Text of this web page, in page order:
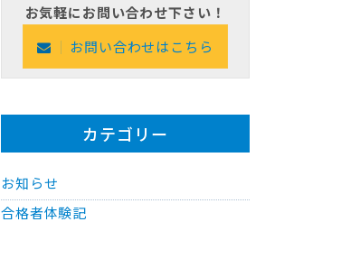
お気軽にお問い合わせ下さい！
お問い合わせはこちら
カテゴリー
お知らせ
合格者体験記